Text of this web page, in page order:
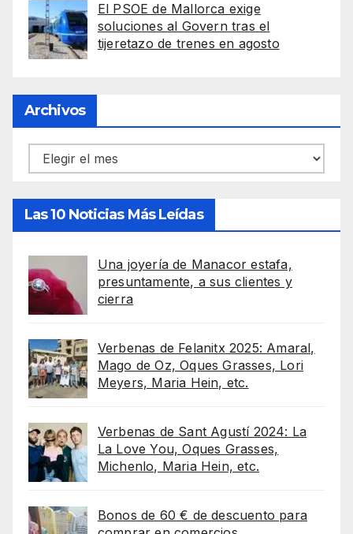
El PSOE de Mallorca exige
soluciones al Govern tras el
tijeretazo de trenes en agosto
Archivos
Archivos
Las 10 Noticias Más Leídas
Una joyería de Manacor estafa,
presuntamente, a sus clientes y
cierra
Verbenas de Felanitx 2025: Amaral,
Mago de Oz, Oques Grasses, Lori
Meyers, Maria Hein, etc.
Verbenas de Sant Agustí 2024: La
La Love You, Oques Grasses,
Michenlo, Maria Hein, etc.
Bonos de 60 € de descuento para